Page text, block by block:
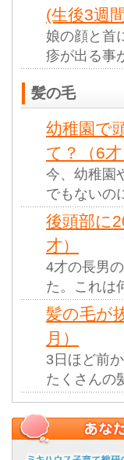
(生後3週
娘の顔と首
疹が出る事
髪の毛
幼稚園で
て？（6才
今、幼稚園
でもないの
後頭部に
才）
4才の長男
た。これは
髪の毛が
月）
3日ほど前
たくさんの